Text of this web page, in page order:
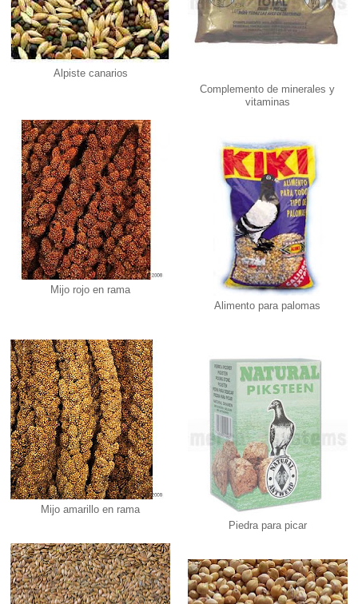
Alpiste canarios
Complemento de minerales y
vitaminas
Mijo rojo en rama
Alimento para palomas
Mijo amarillo en rama
Piedra para picar